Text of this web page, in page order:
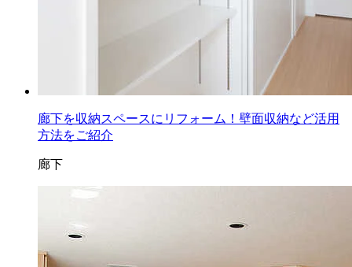
廊下を収納スペースにリフォーム！壁面収納など活用
方法をご紹介
廊下